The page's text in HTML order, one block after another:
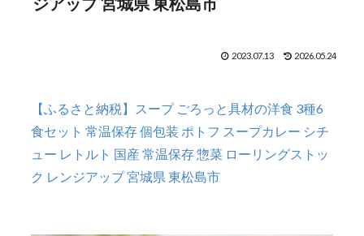
2023.07.13 2026.05.24
【ふるさと納税】スープ ごろっと具材の洋食 3種6
食セット 常温保存 個包装 ポトフ スープカレー シチ
ュー レトルト 国産 常温保存 惣菜 ローリングストッ
ク レンジアップ 宮城県 東松島市